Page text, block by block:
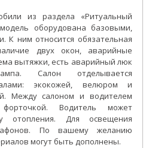
из раздела «Ритуальный
оборудована базовыми,
К ним относится обязательная
двух окон, аварийные
вытяжки, есть аварийный люк
Салон отделывается
экокожей, велюром и
Между салоном и водителем
Водитель может
отопления. Для освещения
По вашему желанию
могут быть дополнены.